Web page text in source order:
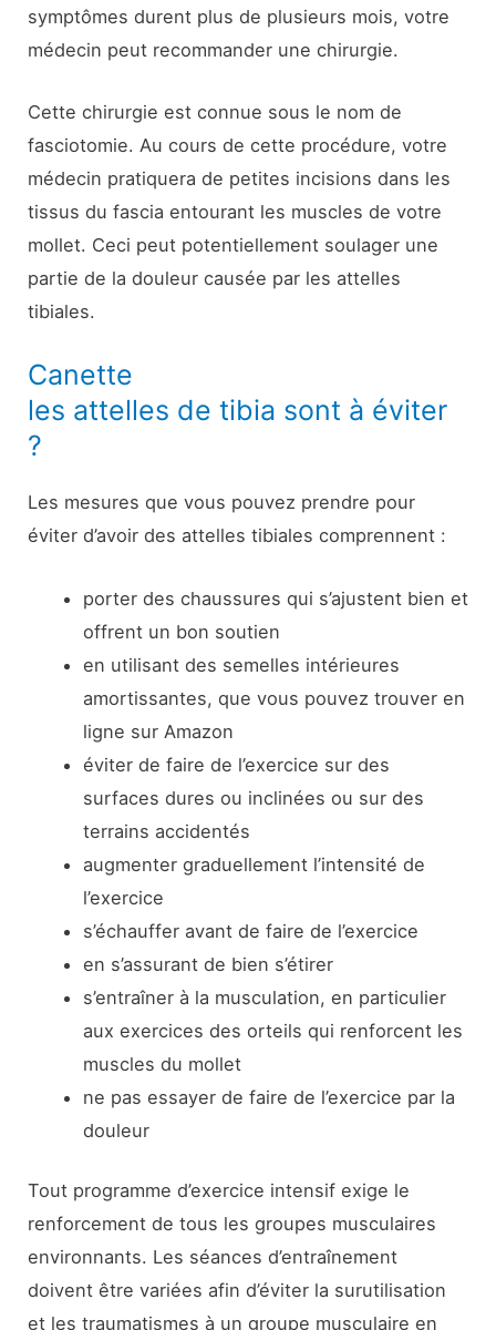
symptômes durent plus de plusieurs mois, votre
médecin peut recommander une chirurgie.
Cette chirurgie est connue sous le nom de
fasciotomie. Au cours de cette procédure, votre
médecin pratiquera de petites incisions dans les
tissus du fascia entourant les muscles de votre
mollet. Ceci peut potentiellement soulager une
partie de la douleur causée par les attelles
tibiales.
Canette
les attelles de tibia sont à éviter
?
Les mesures que vous pouvez prendre pour
éviter d’avoir des attelles tibiales comprennent :
porter des chaussures qui s’ajustent bien et
offrent un bon soutien
en utilisant des semelles intérieures
amortissantes, que vous pouvez trouver en
ligne sur Amazon
éviter de faire de l’exercice sur des
surfaces dures ou inclinées ou sur des
terrains accidentés
augmenter graduellement l’intensité de
l’exercice
s’échauffer avant de faire de l’exercice
en s’assurant de bien s’étirer
s’entraîner à la musculation, en particulier
aux exercices des orteils qui renforcent les
muscles du mollet
ne pas essayer de faire de l’exercice par la
douleur
Tout programme d’exercice intensif exige le
renforcement de tous les groupes musculaires
environnants. Les séances d’entraînement
doivent être variées afin d’éviter la surutilisation
et les traumatismes à un groupe musculaire en